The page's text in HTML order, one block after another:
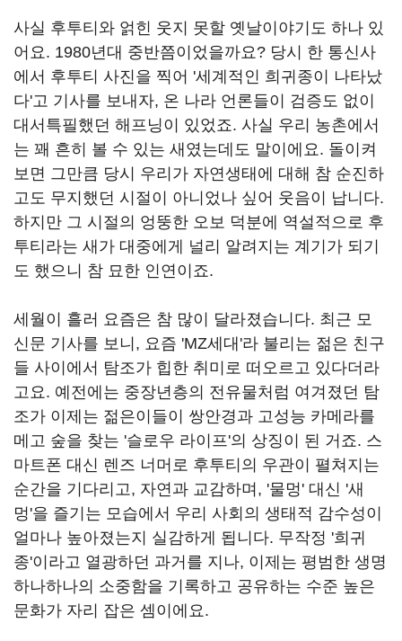
사실 후투티와 얽힌 웃지 못할 옛날이야기도 하나 있
어요. 1980년대 중반쯤이었을까요? 당시 한 통신사
에서 후투티 사진을 찍어 '세계적인 희귀종이 나타났
다'고 기사를 보내자, 온 나라 언론들이 검증도 없이
대서특필했던 해프닝이 있었죠. 사실 우리 농촌에서
는 꽤 흔히 볼 수 있는 새였는데도 말이에요. 돌이켜
보면 그만큼 당시 우리가 자연생태에 대해 참 순진하
고도 무지했던 시절이 아니었나 싶어 웃음이 납니다.
하지만 그 시절의 엉뚱한 오보 덕분에 역설적으로 후
투티라는 새가 대중에게 널리 알려지는 계기가 되기
도 했으니 참 묘한 인연이죠.
세월이 흘러 요즘은 참 많이 달라졌습니다. 최근 모
신문 기사를 보니, 요즘 'MZ세대'라 불리는 젊은 친구
들 사이에서 탐조가 힙한 취미로 떠오르고 있다더라
고요. 예전에는 중장년층의 전유물처럼 여겨졌던 탐
조가 이제는 젊은이들이 쌍안경과 고성능 카메라를
메고 숲을 찾는 '슬로우 라이프'의 상징이 된 거죠. 스
마트폰 대신 렌즈 너머로 후투티의 우관이 펼쳐지는
순간을 기다리고, 자연과 교감하며, '물멍' 대신 '새
멍'을 즐기는 모습에서 우리 사회의 생태적 감수성이
얼마나 높아졌는지 실감하게 됩니다. 무작정 '희귀
종'이라고 열광하던 과거를 지나, 이제는 평범한 생명
하나하나의 소중함을 기록하고 공유하는 수준 높은
문화가 자리 잡은 셈이에요.